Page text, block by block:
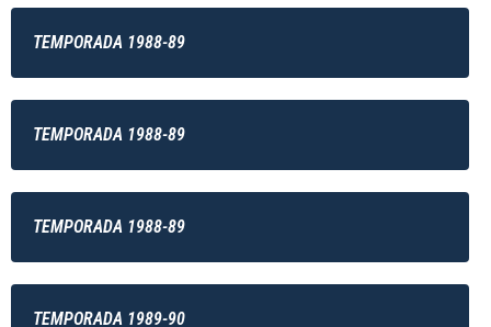
TEMPORADA 1988-89
TEMPORADA 1988-89
TEMPORADA 1988-89
TEMPORADA 1989-90